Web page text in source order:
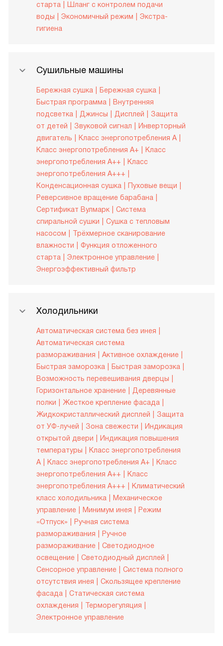
старта
Шланг с контролем подачи
воды
Экономичный режим
Экстра-
гигиена
Сушильные машины
Бережная сушка
Бережная сушка
Быстрая программа
Внутренняя
подсветка
Джинсы Дисплей
Защита
от детей
Звуковой сигнал
Инверторный
двигатель
Класс энергопотребления A
Класс энергопотребления A+
Класс
энергопотребления A++
Класс
энергопотребления A+++
Конденсационная сушка
Пуховые вещи
Реверсивное вращение барабана
Сертификат Вулмарк
Система
спиральной сушки
Сушка с тепловым
насосом
Трёхмерное сканирование
влажности
Функция отложенного
старта
Электронное управление
Энергоэффективный фильтр
Холодильники
Автоматическая система без инея
Автоматическая система
размораживания
Активное охлаждение
Быстрая заморозка
Быстрая заморозка
Возможность перевешивания дверцы
Горизонтальное хранение
Деревянные
полки
Жесткое крепление фасада
Жидкокристаллический дисплей
Защита
от УФ-лучей
Зона свежести
Индикация
открытой двери
Индикация повышения
температуры
Класс энергопотребления
A
Класс энергопотребления A+
Класс
энергопотребления A++
Класс
энергопотребления A+++
Климатический
класс холодильника
Механическое
управление
Минимум инея
Режим
«Отпуск»
Ручная система
размораживания
Ручное
размораживание
Светодиодное
освещение
Светодиодный дисплей
Сенсорное управление
Система полного
отсутствия инея
Скользящее крепление
фасада
Статическая система
охлаждения
Терморегуляция
Электронное управление